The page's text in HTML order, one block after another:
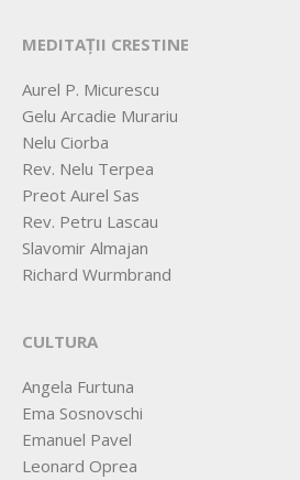
MEDITAȚII CRESTINE
Aurel P. Micurescu
Gelu Arcadie Murariu
Nelu Ciorba
Rev. Nelu Terpea
Preot Aurel Sas
Rev. Petru Lascau
Slavomir Almajan
Richard Wurmbrand
CULTURA
Angela Furtuna
Ema Sosnovschi
Emanuel Pavel
Leonard Oprea